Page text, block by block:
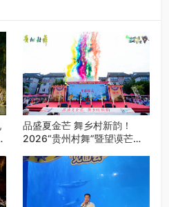
品盛夏金芒 舞乡村新韵！
2026“贵州村舞”暨望谟芒果